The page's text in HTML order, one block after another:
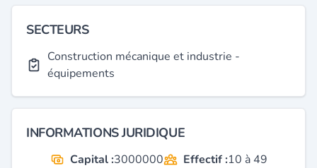
SECTEURS
Construction mécanique et industrie -
équipements
INFORMATIONS JURIDIQUE
Capital :3000000 Effectif :10 à 49